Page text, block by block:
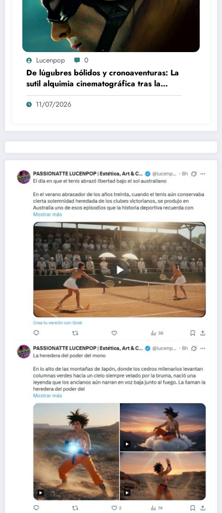
Lucenpop 0
De lúgubres bólidos y cronoaventuras: La
sutil alquimia cinematográfica tras la
creación de F-Zero
11/07/2026